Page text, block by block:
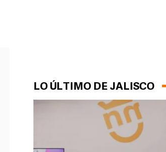
LO ÚLTIMO DE JALISCO